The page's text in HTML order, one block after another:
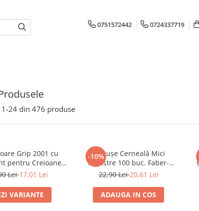
0751572442 0724337719
1-24 din 476 produse
Grip 2001 cu
pentru Creioane
și Jumbo Faber-
Lei17,01 Lei
VARIANTE
-10%
Cartușe Cerneală Mici
Albastre 100 buc. Faber-
Castell
22,90 Lei20,61 Lei
ADAUGA IN COS